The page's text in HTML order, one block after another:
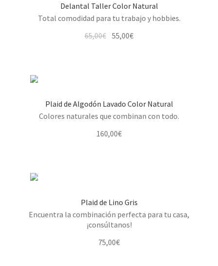
Delantal Taller Color Natural
Total comodidad para tu trabajo y hobbies.
65,00€ El55,00€El
Plaid de Algodón Lavado Color Natural
Colores naturales que combinan con todo.
160,00€
Plaid de Lino Gris
Encuentra la combinación perfecta para tu casa,
¡consúltanos!
75,00€